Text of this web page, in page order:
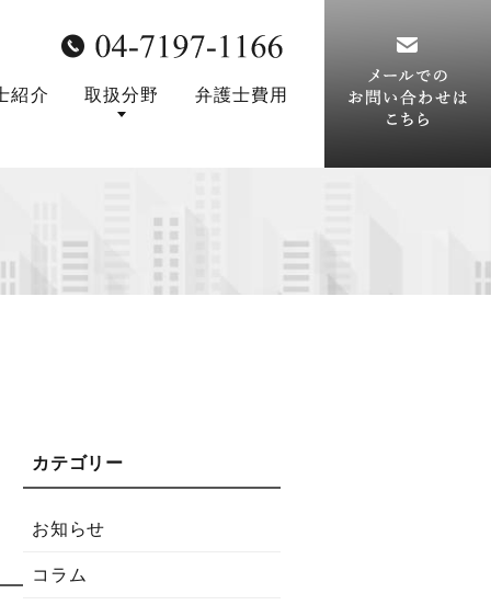
紹介 取扱分野 弁護士費用
お知らせ
コラム